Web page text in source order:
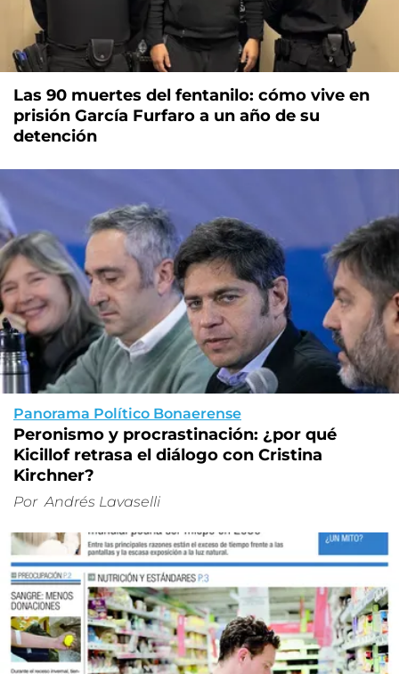
Las 90 muertes del fentanilo: cómo vive en
prisión García Furfaro a un año de su
detención
Panorama Político Bonaerense
Peronismo y procrastinación: ¿por qué
Kicillof retrasa el diálogo con Cristina
Kirchner?
Por Andrés Lavaselli